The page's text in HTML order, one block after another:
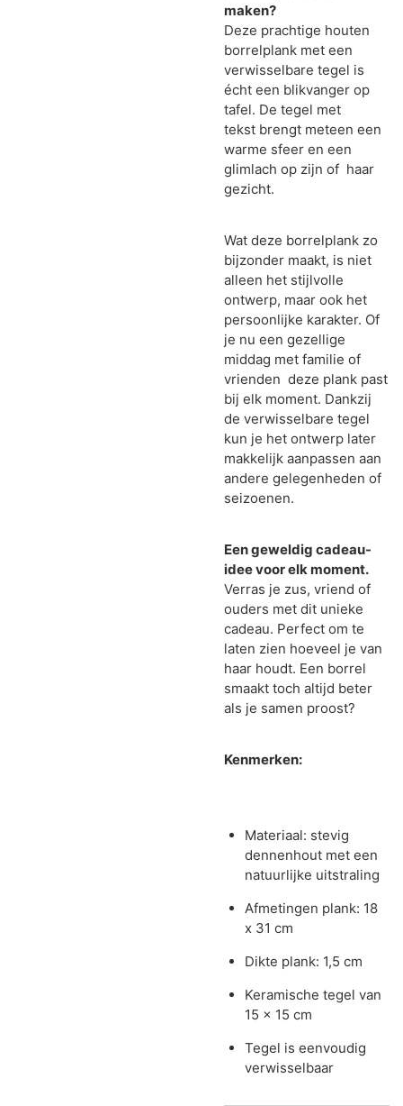
maken?
Deze prachtige houten
borrelplank met een
verwisselbare tegel is
écht een blikvanger op
tafel. De tegel met
tekst brengt meteen een
warme sfeer en een
glimlach op zijn of haar
gezicht.
Wat deze borrelplank zo
bijzonder maakt, is niet
alleen het stijlvolle
ontwerp, maar ook het
persoonlijke karakter. Of
je nu een gezellige
middag met familie of
vrienden deze plank past
bij elk moment. Dankzij
de verwisselbare tegel
kun je het ontwerp later
makkelijk aanpassen aan
andere gelegenheden of
seizoenen.
Een geweldig cadeau-
idee voor elk moment.
Verras je zus, vriend of
ouders met dit unieke
cadeau. Perfect om te
laten zien hoeveel je van
haar houdt. Een borrel
smaakt toch altijd beter
als je samen proost?
Kenmerken:
Materiaal: stevig
dennenhout met een
natuurlijke uitstraling
Afmetingen plank: 18
x 31 cm
Dikte plank: 1,5 cm
Keramische tegel van
15 x 15 cm
Tegel is eenvoudig
verwisselbaar